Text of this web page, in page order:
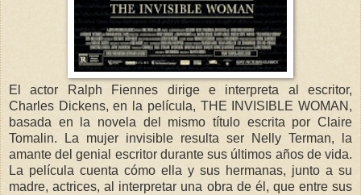
El actor Ralph Fiennes dirige e interpreta al escritor,
Charles Dickens, en la película, THE INVISIBLE WOMAN,
basada en la novela del mismo título escrita por Claire
Tomalin. La mujer invisible resulta ser Nelly Terman, la
amante del genial escritor durante sus últimos años de vida.
La película cuenta cómo ella y sus hermanas, junto a su
madre, actrices, al interpretar una obra de él, que entre sus